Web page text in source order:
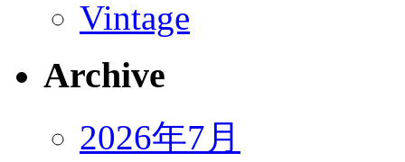
Vintage
Archive
2026年7月